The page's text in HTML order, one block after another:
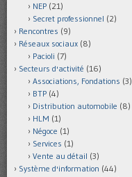
NEP (21)
Secret professionnel (2)
Rencontres (9)
Réseaux sociaux (8)
Pacioli (7)
Secteurs d'activité (16)
Associations, Fondations (3)
BTP (4)
Distribution automobile (8)
HLM (1)
Négoce (1)
Services (1)
Vente au détail (3)
Système d'information (44)